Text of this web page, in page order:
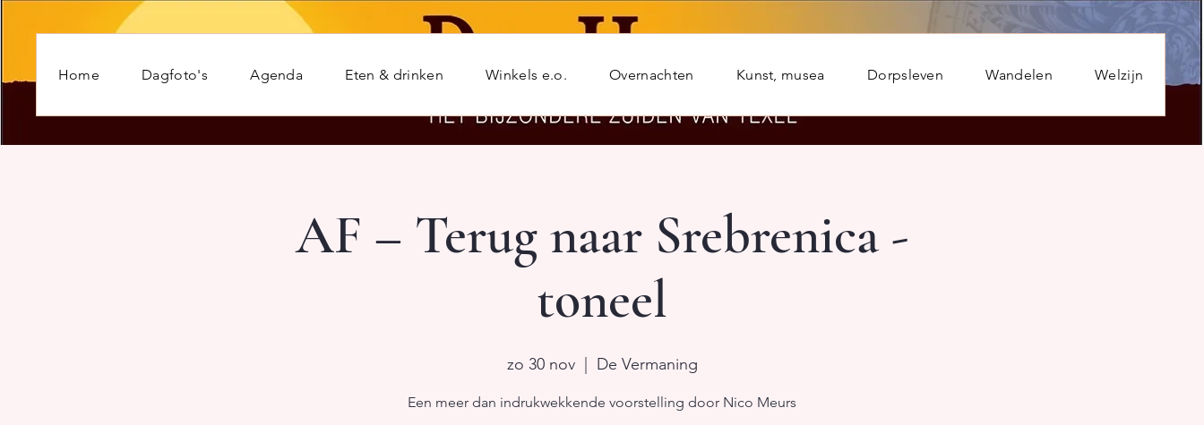
Home Dagfoto's Agenda Eten & drinken Winkels e.o. Overnachten Kunst, musea Dorpsleven Wandelen Welzijn
AF – Terug naar Srebrenica -
toneel
zo 30 nov
  |
De Vermaning
Een meer dan indrukwekkende voorstelling door Nico Meurs